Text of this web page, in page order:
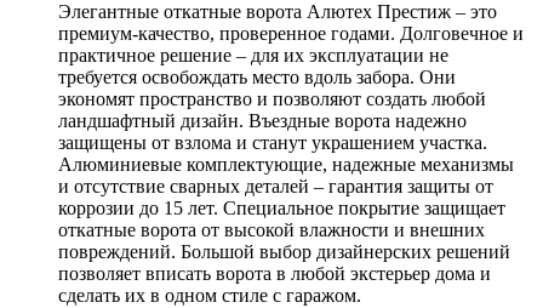
Элегантные откатные ворота Алютех Престиж – это
премиум-качество, проверенное годами. Долговечное и
практичное решение – для их эксплуатации не
требуется освобождать место вдоль забора. Они
экономят пространство и позволяют создать любой
ландшафтный дизайн. Въездные ворота надежно
защищены от взлома и станут украшением участка.
Алюминиевые комплектующие, надежные механизмы
и отсутствие сварных деталей – гарантия защиты от
коррозии до 15 лет. Специальное покрытие защищает
откатные ворота от высокой влажности и внешних
повреждений. Большой выбор дизайнерских решений
позволяет вписать ворота в любой экстерьер дома и
сделать их в одном стиле с гаражом.